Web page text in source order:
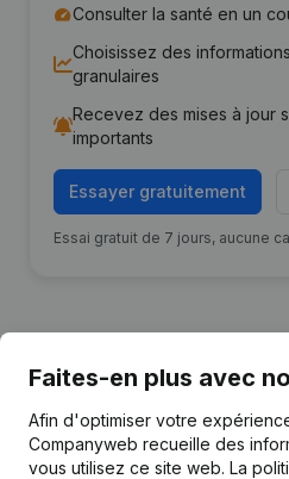
Consulter la santé en un
Choisissez des
granulaires
Recevez des mises à jour
importants
Essayer gratuitement
Essai gratuit de 7 jours, aucune
Publicationsde Piet De
Date
Faites-en plus avec
Afin d'optimiser votre
Companyweb recueille des
vous utilisez ce site web. La